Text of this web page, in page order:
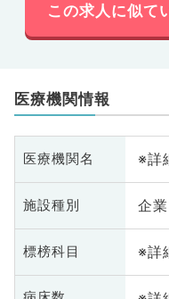
この求人に似て
医療機関情報
医療機関名 ※詳
施設種別 企業
標榜科目 ※詳